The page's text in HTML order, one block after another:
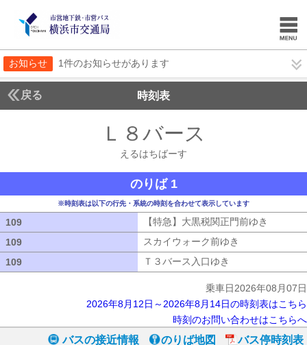
お知らせ 1件のお知らせがあります
戻る 時刻表
Ｌ８バース
えるはちばーす
のりば 1
※時刻表は以下の行先・系統の時刻を合わせて表示しています
109 【特急】大黒税関正門前ゆき
109
スカイウォーク前ゆき
109
Ｔ３バース入口ゆき
乗車日2026年08月07日
2026年8月12日～2026年8月14日の時刻表はこちら
時刻のお問い合わせはこちらへ
バスの接近情報 のりば地図
バス停時刻表